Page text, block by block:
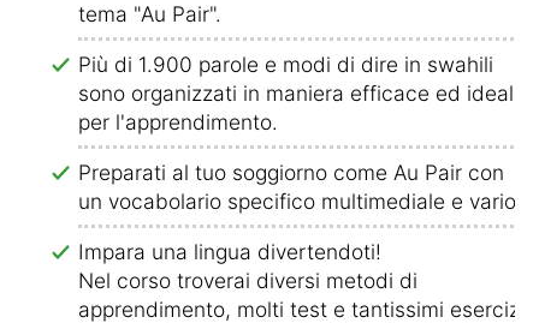
tema "Au Pair".
Più di 1.900 parole e modi di dire in swahili
sono organizzati in maniera efficace ed ideale
per l'apprendimento.
Preparati al tuo soggiorno come Au Pair con
un vocabolario specifico multimediale e vario!
Impara una lingua divertendoti!
Nel corso troverai diversi metodi di
apprendimento, molti test e tantissimi esercizi